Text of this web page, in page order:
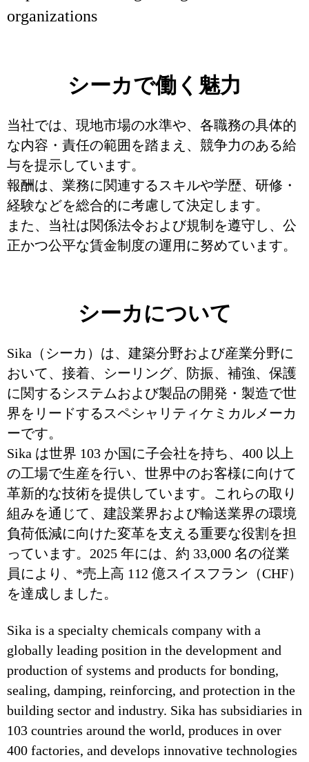
organizations
シーカで働く魅力
当社では、現地市場の水準や、各職務の具体的
な内容・責任の範囲を踏まえ、競争力のある給
与を提示しています。
報酬は、業務に関連するスキルや学歴、研修・
経験などを総合的に考慮して決定します。
また、当社は関係法令および規制を遵守し、公
正かつ公平な賃金制度の運用に努めています。
シーカについて
Sika（シーカ）は、建築分野および産業分野に
おいて、接着、シーリング、防振、補強、保護
に関するシステムおよび製品の開発・製造で世
界をリードするスペシャリティケミカルメーカ
ーです。
Sika は世界 103 か国に子会社を持ち、400 以上
の工場で生産を行い、世界中のお客様に向けて
革新的な技術を提供しています。これらの取り
組みを通じて、建設業界および輸送業界の環境
負荷低減に向けた変革を支える重要な役割を担
っています。2025 年には、約 33,000 名の従業
員により、*売上高 112 億スイスフラン（CHF）
を達成しました。
Sika is a specialty chemicals company with a
globally leading position in the development and
production of systems and products for bonding,
sealing, damping, reinforcing, and protection in the
building sector and industry. Sika has subsidiaries in
103 countries around the world, produces in over
400 factories, and develops innovative technologies